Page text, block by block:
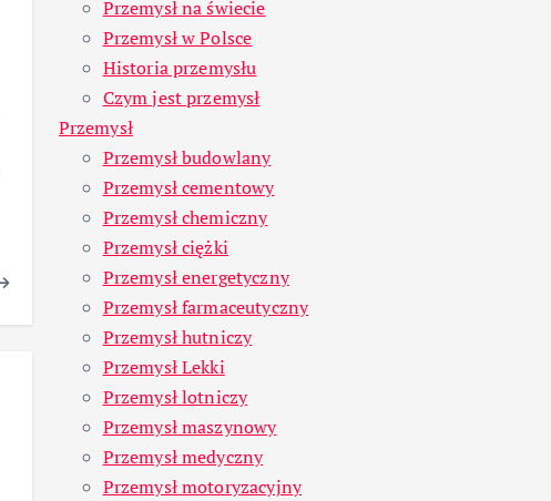
Przemysł na świecie
Przemysł w Polsce
Historia przemysłu
Czym jest przemysł
Przemysł
Przemysł budowlany
Przemysł cementowy
Przemysł chemiczny
Przemysł ciężki
Przemysł energetyczny
Przemysł farmaceutyczny
Przemysł hutniczy
Przemysł Lekki
Przemysł lotniczy
Przemysł maszynowy
Przemysł medyczny
Przemysł motoryzacyjny